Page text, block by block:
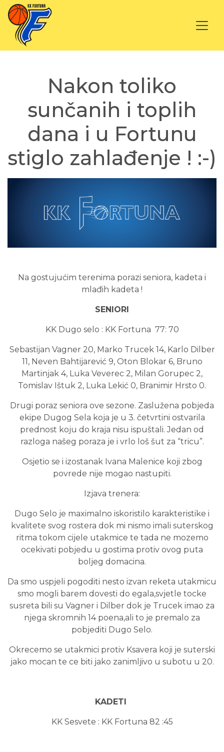
Nakon toliko
sunčanih i toplih
dana i u Fortunu
stiglo zahlađenje ! :-)
Na gostujućim terenima porazi seniora, kadeta i
mlađih kadeta !
SENIORI
KK Dugo selo : KK Fortuna 77: 70
Sebastijan Vagner 20, Marko Trucek 14, Karlo Dilber
11, Neven Bahtijarević 9, Oton Blokar 6, Bruno
Martinjak 4, Luka Veverec 2, Milan Gorupec 2,
Tomislav Ištuk 2, Luka Lekić 0, Branimir Hrsto 0.
Drugi poraz seniora ove sezone. Zaslužena pobjeda
ekipe Dugog Sela koja je u 3. četvrtini ostvarila
prednost koju do kraja nisu ispuštali. Jedan od
razloga našeg poraza je i vrlo loš šut za “tricu”.
Osjetio se i izostanak Ivana Malenice koji zbog
povrede nije mogao nastupiti.
Izjava trenera:
Dugo Selo je maximalno iskoristilo karakteristike i
kvalitete svog rostera dok mi nismo imali suterskog
ritma tokom cijele utakmice te tada ne mozemo
ocekivati pobjedu u gostima protiv ovog puta
boljeg domacina.
Da smo uspjeli pogoditi nesto izvan reketa utakmicu
smo mogli barem dovesti do egala,svjetle tocke
susreta bili su Vagner i Dilber dok je Trucek imao za
njega skromnih 14 poena,ali to je premalo za
pobjediti Dugo Selo.
Okrecemo se utakmici protiv Ksavera koji je suterski
jako mocan te ce biti jako zanimljivo u subotu u 20.
KADETI
KK Sesvete : KK Fortuna 82 :45